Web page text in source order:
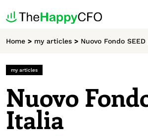
Home > my articles > Nuovo Fondo
my articles
Nuovo
Italia